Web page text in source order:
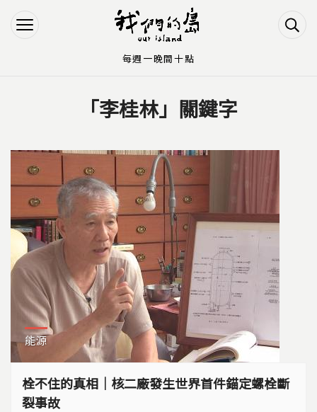
Jump to Navigation
Jump to Main content
「李桂林」關鍵字
能源
栓不住的真相｜核二廠發生世界首件錨定螺栓斷
裂事故
每週一晚間十點